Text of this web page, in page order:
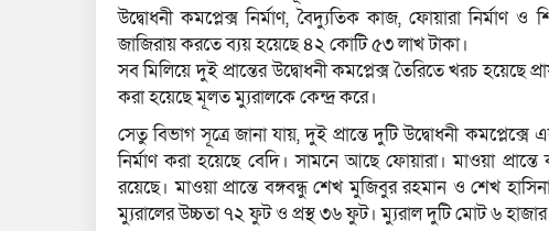
উদ্বোধনী কমপ্লেক্স নির্মাণ, বৈদ্যুতিক কাজ, ফোয়ারা
জাজিরায় করতে ব্যয় হয়েছে ৪২ কোটি ৫৩ লাখ টাকা।
সব মিলিয়ে দুই প্রান্তের উদ্বোধনী কমপ্লেক্স তৈরিতে খরচ হয়েছে
করা হয়েছে মূলত ম্যুরালকে কেন্দ্র করে।
সেতু বিভাগ সূত্রে জানা যায়, দুই প্রান্তে দুটি উদ্বোধনী
নির্মাণ করা হয়েছে বেদি। সামনে আছে ফোয়ারা। মাওয়া
রয়েছে। মাওয়া প্রান্তে বঙ্গবন্ধু শেখ মুজিবুর রহমান ও শেখ
ম্যুরালের উচ্চতা ৭২ ফুট ও প্রস্থ ৩৬ ফুট। ম্যুরাল দুটি মোট ৬